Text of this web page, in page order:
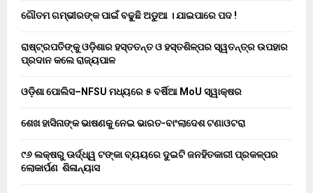
ଗୌତମ ଗମ୍ଭୀରଙ୍କ ପାଇଁ ବଢୁଛି ଅଡୁଆ । ଯାଇପାରେ ପଦ !
ରାଷ୍ଟ୍ରପତିଙ୍କୁ ଓଡ଼ିଶାର ହସ୍ତତନ୍ତ ଓ ହସ୍ତଶିଳ୍ପର ସ୍ୱତନ୍ତ୍ର ଉପହାର
ପ୍ରଦାନ କଲେ ରାଜ୍ୟପାଳ
ଓଡ଼ିଶା ପୋଲିସ–NFSU ମଧ୍ୟରେ ୫ ବର୍ଷିଆ MoU ସ୍ୱାକ୍ଷର
ଶେଖ ହାସିନାଙ୍କ ଭାଷଣକୁ ନେଇ ଭାରତ-ବାଂଲାଦେଶ ଟଣାଓଟରା
୯୬ ଲକ୍ଷରୁ ଊର୍ଦ୍ଧ୍ୱ ଟଙ୍କା ବ୍ୟୟରେ ଦୁଇଟି ଜନହିତକାରୀ ପ୍ରକଳ୍ପର
ଲୋକାର୍ପଣ ଶିଳାନ୍ୟାସ